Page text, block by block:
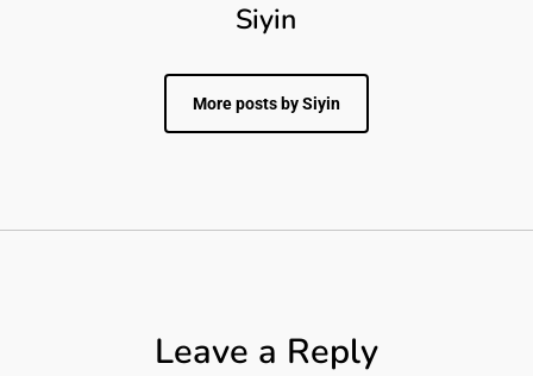
Siyin
More posts by Siyin
Leave a Reply